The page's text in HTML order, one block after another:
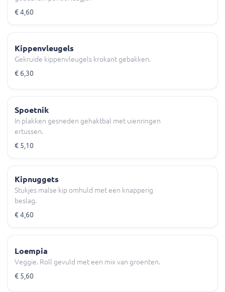
€ 4,60
Kippenvleugels
Gekruide kippenvleugels krokant gebakken.
€ 6,30
Spoetnik
In plakken gesneden gehaktbal met uienringen
ertussen.
€ 5,10
Kipnuggets
Stukjes malse kip omhuld met een knapperig
beslag.
€ 4,60
Loempia
Veggie. Roll gevuld met een mix van groenten.
€ 5,60